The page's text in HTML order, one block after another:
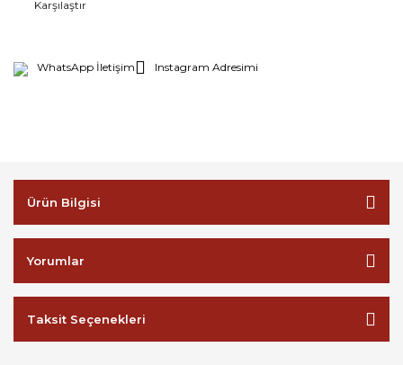
Karşılaştır
WhatsApp İletişim Instagram Adresimi
Ürün Bilgisi
Yorumlar
Taksit Seçenekleri